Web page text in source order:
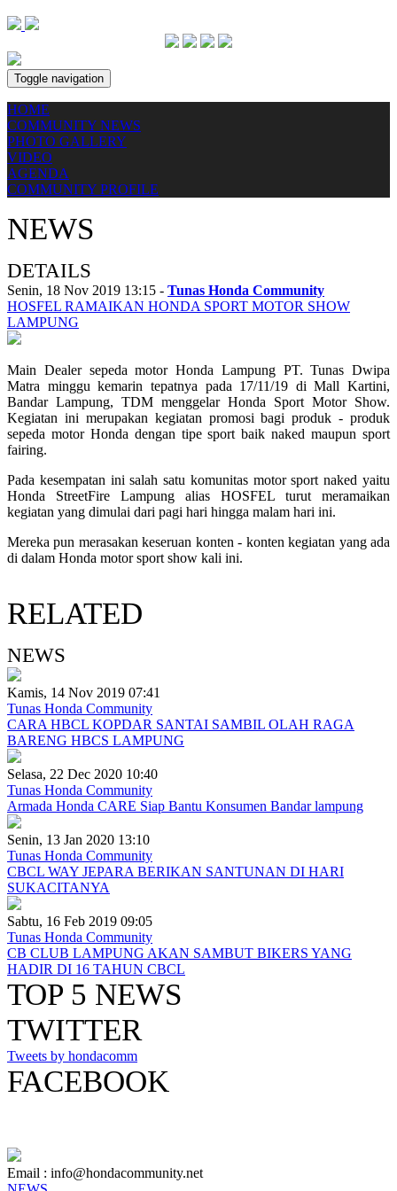
Toggle navigation
HOME
COMMUNITY NEWS
PHOTO GALLERY
VIDEO
AGENDA
COMMUNITY PROFILE
NEWS
DETAILS
Senin, 18 Nov 2019 13:15 - Tunas Honda Community
HOSFEL RAMAIKAN HONDA SPORT MOTOR SHOW
LAMPUNG
Main Dealer sepeda motor Honda Lampung PT. Tunas Dwipa
Matra minggu kemarin tepatnya pada 17/11/19 di Mall Kartini,
Bandar Lampung, TDM menggelar Honda Sport Motor Show.
Kegiatan ini merupakan kegiatan promosi bagi produk - produk
sepeda motor Honda dengan tipe sport baik naked maupun sport
fairing.
Pada kesempatan ini salah satu komunitas motor sport naked yaitu
Honda StreetFire Lampung alias HOSFEL turut meramaikan
kegiatan yang dimulai dari pagi hari hingga malam hari ini.
Mereka pun merasakan keseruan konten - konten kegiatan yang ada
di dalam Honda motor sport show kali ini.
RELATED
NEWS
Kamis, 14 Nov 2019 07:41
Tunas Honda Community
CARA HBCL KOPDAR SANTAI SAMBIL OLAH RAGA
BARENG HBCS LAMPUNG
Selasa, 22 Dec 2020 10:40
Tunas Honda Community
Armada Honda CARE Siap Bantu Konsumen Bandar lampung
Senin, 13 Jan 2020 13:10
Tunas Honda Community
CBCL WAY JEPARA BERIKAN SANTUNAN DI HARI
SUKACITANYA
Sabtu, 16 Feb 2019 09:05
Tunas Honda Community
CB CLUB LAMPUNG AKAN SAMBUT BIKERS YANG
HADIR DI 16 TAHUN CBCL
TOP 5 NEWS
TWITTER
Tweets by hondacomm
FACEBOOK
Email : info@hondacommunity.net